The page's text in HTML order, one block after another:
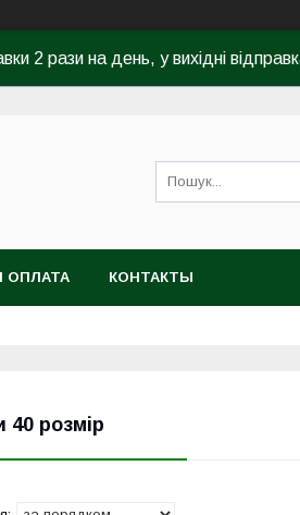
2 рази на день, у вихідні
ОПЛАТА КОНТАКТЫ
40 розмір